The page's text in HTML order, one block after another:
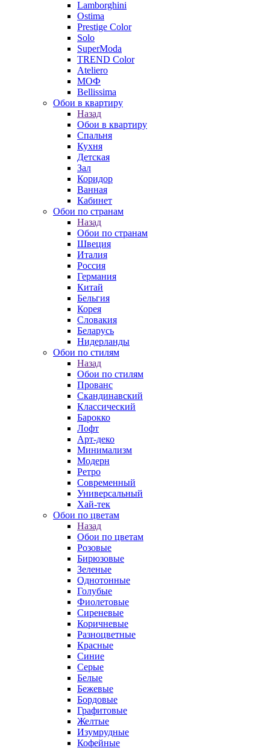
Lamborghini
Ostima
Prestige Color
Solo
SuperModa
TREND Color
Ateliero
МОФ
Bellissima
Обои в квартиру
Назад
Обои в квартиру
Спальня
Кухня
Детская
Зал
Коридор
Ванная
Кабинет
Обои по странам
Назад
Обои по странам
Швеция
Италия
Россия
Германия
Китай
Бельгия
Корея
Словакия
Беларусь
Нидерланды
Обои по стилям
Назад
Обои по стилям
Прованс
Скандинавский
Классический
Барокко
Лофт
Арт-деко
Минимализм
Модерн
Ретро
Современный
Универсальный
Хай-тек
Обои по цветам
Назад
Обои по цветам
Розовые
Бирюзовые
Зеленые
Однотонные
Голубые
Фиолетовые
Сиреневые
Коричневые
Разноцветные
Красные
Синие
Серые
Белые
Бежевые
Бордовые
Графитовые
Желтые
Изумрудные
Кофейные